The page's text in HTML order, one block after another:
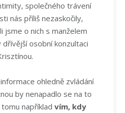
společného trávení
nás příliš nezaskočily,
jsme o nich s manželem
dřívější osobní konzultaci
ohledně zvládání
by nenapadlo se na to
například vím, kdy